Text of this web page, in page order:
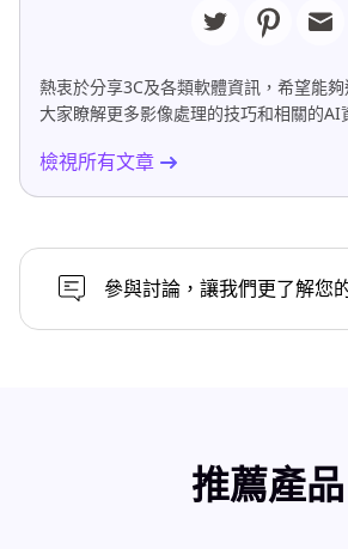
熱衷於分享3C及各類軟體資訊，希望能
大家瞭解更多影像處理的技巧和相關的AI
檢視所有文章
參與討論，讓我們更了解您
推薦產品